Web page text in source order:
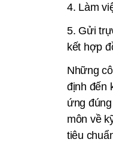
4. Làm
5. Gửi
kết hợp
Những
định đến
ứng
môn về
tiêu